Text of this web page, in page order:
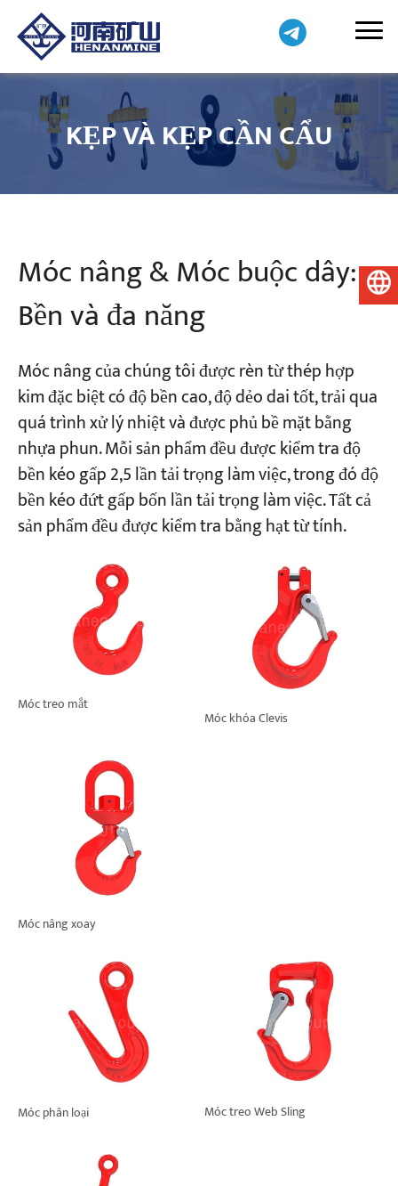
Về chúng tôi
KẸP VÀ KẸP CẦN CẨU
Móc nâng & Móc buộc dây:
Bền và đa năng
Móc nâng của chúng tôi được rèn từ thép hợp
kim đặc biệt có độ bền cao, độ dẻo dai tốt, trải qua
quá trình xử lý nhiệt và được phủ bề mặt bằng
nhựa phun. Mỗi sản phẩm đều được kiểm tra độ
bền kéo gấp 2,5 lần tải trọng làm việc, trong đó độ
bền kéo đứt gấp bốn lần tải trọng làm việc. Tất cả
sản phẩm đều được kiểm tra bằng hạt từ tính.
Móc treo mắt
Móc khóa Clevis
Móc nâng xoay
Móc phân loại Móc treo Web Sling
Tiếng Việt